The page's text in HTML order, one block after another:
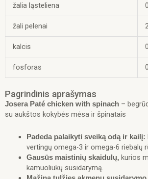
žalia ląsteliena
žali pelenai
kalcis
fosforas
Pagrindinis aprašymas
Josera Paté chicken with spinach –
su aukštos kokybės mėsa ir špinatais
Padeda palaikyti sveiką odą ir kailį:
vertingų omega-3 ir omega-6 riebalų
Gausūs maistinių skaidulų,kurios
kamuoliukų susidarymą.